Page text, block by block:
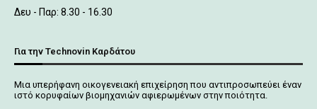
Δευ - Παρ: 8.30 - 16.30
Για την Technovin Καρδάτου
Μια υπερήφανη οικογενειακή επιχείρηση που αντιπροσωπεύει έναν
ιστό κορυφαίων βιομηχανιών αφιερωμένων στην ποιότητα.